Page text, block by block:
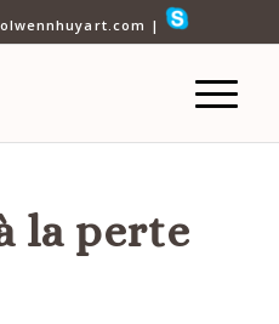
|
la perte